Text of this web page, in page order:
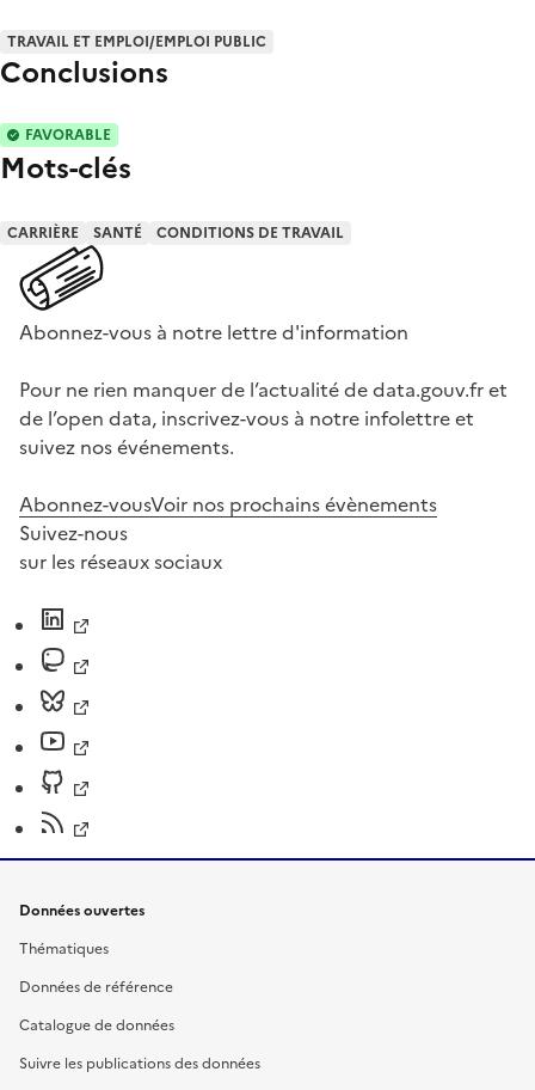
TRAVAIL ET EMPLOI/EMPLOI PUBLIC
Conclusions
FAVORABLE
Mots-clés
CARRIÈRE SANTÉ CONDITIONS DE TRAVAIL
Abonnez-vous à notre lettre d'information
Pour ne rien manquer de l’actualité de data.gouv.fr et
de l’open data, inscrivez-vous à notre infolettre et
suivez nos événements.
Abonnez-vousVoir nos prochains évènements
Suivez-nous
sur les réseaux sociaux
Données ouvertes
Thématiques
Données de référence
Catalogue de données
Suivre les publications des données